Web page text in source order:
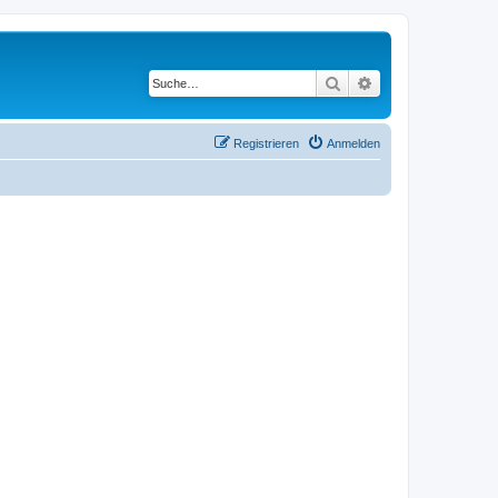
Suche
Anmelden
Registrieren